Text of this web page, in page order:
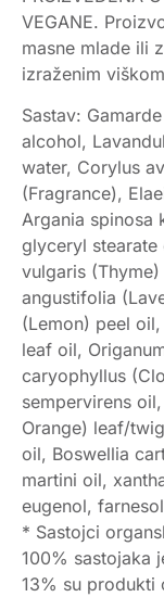
VEGANE.
masne mlade ili
izraženim
Sastav:
alcohol,
water, Corylus
(Fragrance),
Argania spinosa
glyceryl
vulgaris
angustifolia
(Lemon) peel
leaf oil,
caryophyllus
sempervirens
Orange) leaf/
oil, Boswellia
martini oil,
eugenol,
* Sastojci
100% sastojaka
13% su produkti